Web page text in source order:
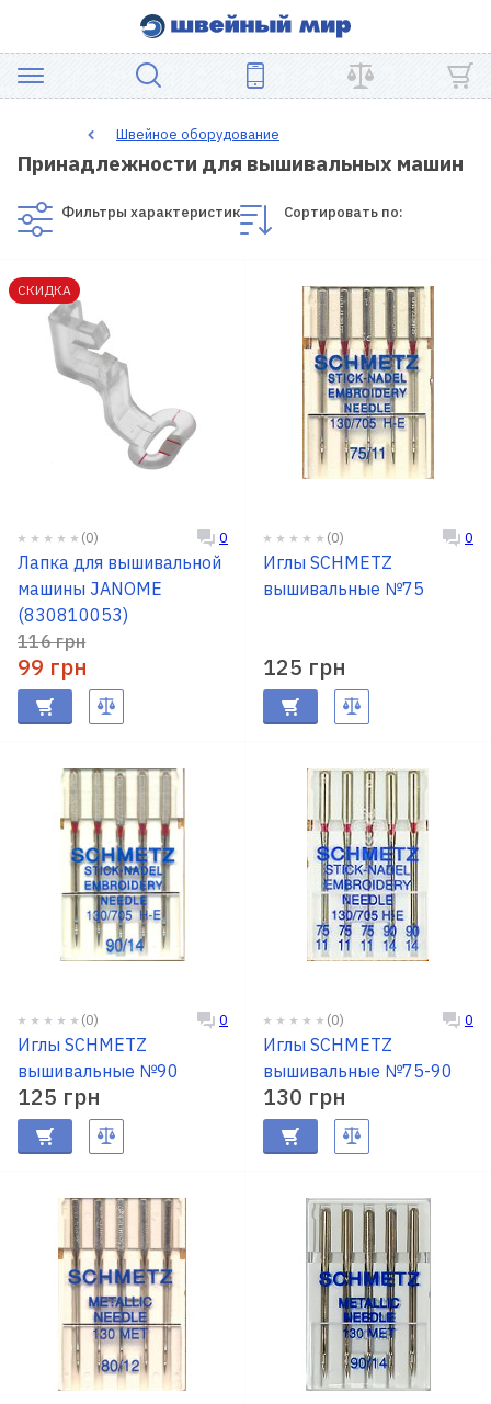
ШВЕЙНОЕ
ОБОРУДОВАНИЕ
ДЛЯ
ПЭЧВОРКА
ШВЕЙНЫЕ
АКСЕССУАРЫ
Доставка
и оплата
Гарантия
Ремонт
швейной
Полезные
советы
Контакты
О
нас
Швейное оборудование
Принадлежности для вышивальных машин
Фильтры характеристик Сортировать по:
СКИДКА
(0) 0
Лапка для вышивальной
машины JANOME
(830810053)
116 грн
99 грн
(0) 0
Иглы SCHMETZ
вышивальные №75
125 грн
(0) 0
Иглы SCHMETZ
вышивальные №90
125 грн
(0) 0
Иглы SCHMETZ
вышивальные №75-90
130 грн